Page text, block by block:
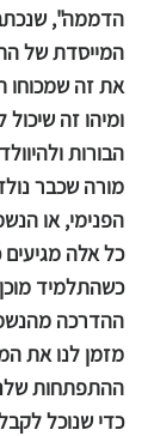
הדממה", שנכתב
המייסדת של
את זה שמכוחו
ומיהו זה
הבורות
מורה שכבר
הפנימי, או
כל אלה מגיעים
כשהתלמיד
ההדרכה
מזמן לנו את
ההתפתחות
כדי שנוכל